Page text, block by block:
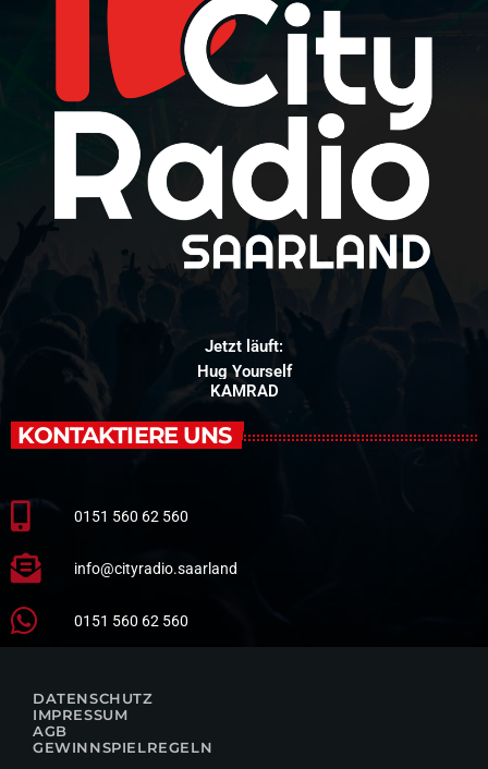
Jetzt läuft:
Hug Yourself
KAMRAD
KONTAKTIERE UNS
0151 560 62 560
info@cityradio.saarland
0151 560 62 560
DATENSCHUTZ
IMPRESSUM
AGB
GEWINNSPIELREGELN